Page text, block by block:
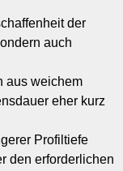
der
auch
aus weichem
eher kurz
Profiltiefe
den erforderlichen